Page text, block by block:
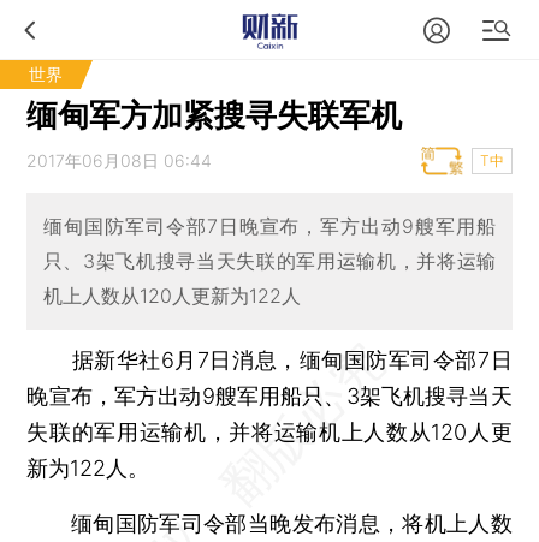
世界
缅甸军方加紧搜寻失联军机
2017年06月08日 06:44 T中
缅甸国防军司令部7日晚宣布，军方出动9艘军用船
只、3架飞机搜寻当天失联的军用运输机，并将运输
机上人数从120人更新为122人
据新华社6月7日消息，缅甸国防军司令部7日
晚宣布，军方出动9艘军用船只、3架飞机搜寻当天
失联的军用运输机，并将运输机上人数从120人更
新为122人。
缅甸国防军司令部当晚发布消息，将机上人数